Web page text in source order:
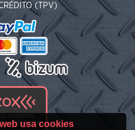
(TPV)
usa cookies